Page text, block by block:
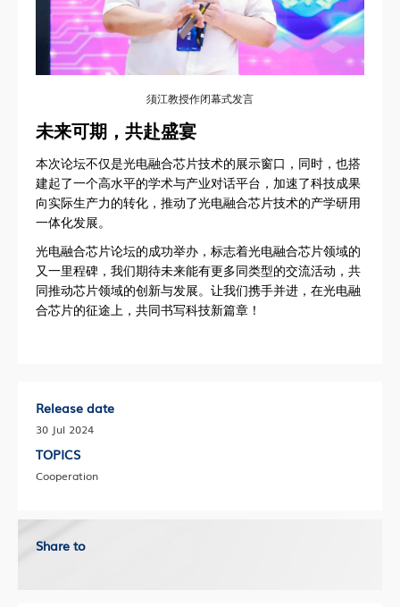
须江教授作闭幕式发言
未来可期，共赴盛宴
本次论坛不仅是光电融合芯片技术的展示窗口，同时，也搭
建起了一个高水平的学术与产业对话平台，加速了科技成果
向实际生产力的转化，推动了光电融合芯片技术的产学研用
一体化发展。
光电融合芯片论坛的成功举办，标志着光电融合芯片领域的
又一里程碑，我们期待未来能有更多同类型的交流活动，共
同推动芯片领域的创新与发展。让我们携手并进，在光电融
合芯片的征途上，共同书写科技新篇章！
Release date
30 Jul 2024
TOPICS
Cooperation
Share to